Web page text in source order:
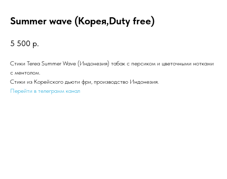
Summer wave (Корея,Duty free)
5 500 р.
Стики Terea Summer Wave (Индонезия) табак с персиком и цветочными нотками
с ментолом.
Стики из Корейского дьюти фри, производство Индонезия.
Перейти в телеграмм канал